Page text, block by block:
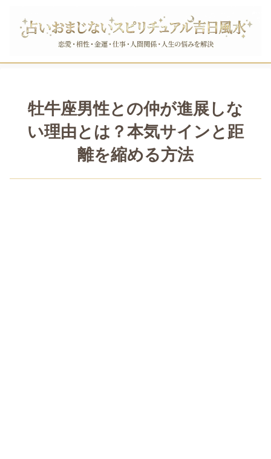
牡牛座男性との仲が進展しな
い理由とは？本気サインと距
離を縮める方法